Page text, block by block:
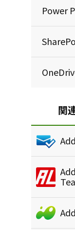
Power
関